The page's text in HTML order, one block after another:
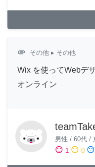
attachment その他▸ その他
Wix を使ってWebデ
オンライン
男性 / 60代/
sentiment_satisfied 1 sentiment_neutral 0 sentiment_dissatisfied